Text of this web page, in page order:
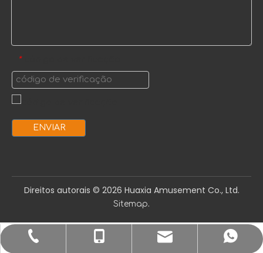
+86-577-67499999
+86-18066498819
sale1@huaxiatoys.com
+8618066498819
*
ENVIAR
Direitos autorais ©️ 2026 Huaxia Amusement Co., Ltd.
Sitemap.